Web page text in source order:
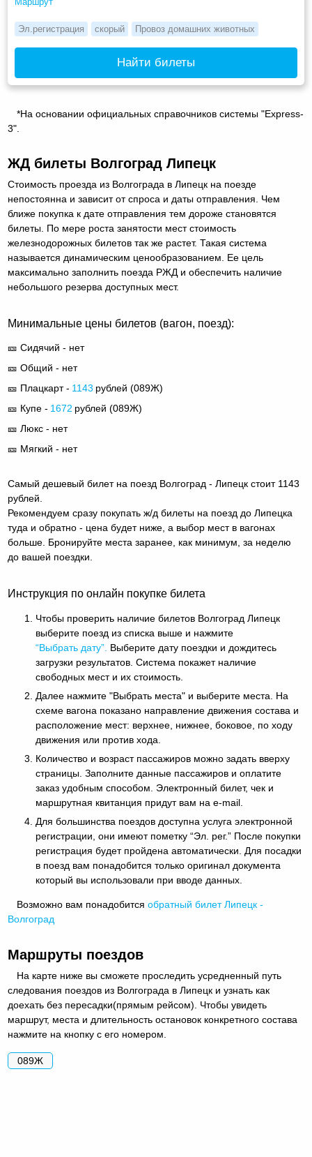
Эл.регистрация скорый Провоз домашних животных
Найти билеты
*На основании официальных справочников системы "Express-
3".
ЖД билеты Волгоград Липецк
Стоимость проезда из Волгограда в Липецк на поезде
непостоянна и зависит от спроса и даты отправления. Чем
ближе покупка к дате отправления тем дороже становятся
билеты. По мере роста занятости мест стоимость
железнодорожных билетов так же растет. Такая система
называется динамическим ценообразованием. Ее цель
максимально заполнить поезда РЖД и обеспечить наличие
небольшого резерва доступных мест.
Минимальные цены билетов (вагон, поезд):
🎫 Сидячий - нет
🎫 Общий - нет
🎫 Плацкарт - 1143 рублей (089Ж)
🎫 Купе - 1672 рублей (089Ж)
🎫 Люкс - нет
🎫 Мягкий - нет
Самый дешевый билет на поезд Волгоград - Липецк стоит 1143
рублей.
Рекомендуем сразу покупать ж/д билеты на поезд до Липецка
туда и обратно - цена будет ниже, а выбор мест в вагонах
больше. Бронируйте места заранее, как минимум, за неделю
до вашей поездки.
Инструкция по онлайн покупке билета
Чтобы проверить наличие билетов Волгоград Липецк
выберите поезд из списка выше и нажмите
“Выбрать дату”. Выберите дату поездки и дождитесь
загрузки результатов. Система покажет наличие
свободных мест и их стоимость.
Далее нажмите "Выбрать места" и выберите места. На
схеме вагона показано направление движения состава и
расположение мест: верхнее, нижнее, боковое, по ходу
движения или против хода.
Количество и возраст пассажиров можно задать вверху
страницы. Заполните данные пассажиров и оплатите
заказ удобным способом. Электронный билет, чек и
маршрутная квитанция придут вам на e-mail.
Для большинства поездов доступна услуга электронной
регистрации, они имеют пометку “Эл. рег.” После покупки
регистрация будет пройдена автоматически. Для посадки
в поезд вам понадобится только оригинал документа
который вы использовали при вводе данных.
Возможно вам понадобитсяобратный билет Липецк -
Волгоград
Маршруты поездов
На карте ниже вы сможете проследить усредненный путь
следования поездов из Волгограда в Липецк и узнать как
доехать без пересадки(прямым рейсом). Чтобы увидеть
маршрут, места и длительность остановок конкретного состава
нажмите на кнопку с его номером.
089Ж